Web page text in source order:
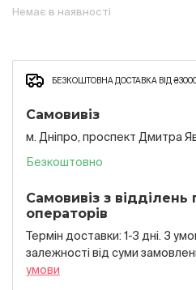
Немає в наявності
БЕЗКОШТОВНА ДОСТАВКА ВІД
Самовивіз
м. Дніпро, проспект Дмитра
Безкоштовно
Самовивіз з
операторів
Термін доставки: 1-3 дні. З
залежностi вiд суми
умови